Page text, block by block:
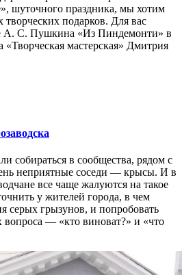
шуточного праздника, мы хотим
творческих подарков. Для вас
А. С. Пушкина «Из Пиндемонти» в
«Творческая мастерская» Дмитрия
собираться в сообщества, рядом с
неприятные соседи — крысы. И в
все чаще жалуются на такое
у жителей города, в чем
серых грызунов, и попробовать
вопроса — «кто виноват?» и «что